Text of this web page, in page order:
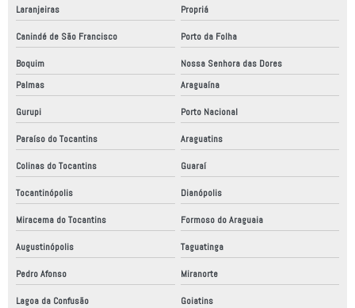
Laranjeiras Propriá
Canindé de São Francisco Porto da Folha
Boquim
Nossa Senhora das Dores
Palmas
Araguaína
Gurupi Porto Nacional
Paraíso do Tocantins Araguatins
Colinas do Tocantins Guaraí
Tocantinópolis Dianópolis
Miracema do Tocantins Formoso do Araguaia
Augustinópolis Taguatinga
Pedro Afonso Miranorte
Lagoa da Confusão Goiatins